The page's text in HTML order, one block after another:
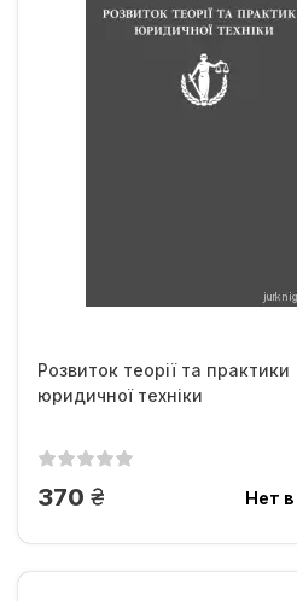
Розвиток теорії та практики
юридичної техніки
370 грн. Нет